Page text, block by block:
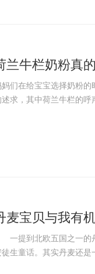
兰牛栏奶粉真
优势？
妈们在给宝宝选择奶粉
述求，其中荷兰牛栏的
麦宝贝与我有
提到北欧五国之一的丹
徒生童话。其实丹麦还